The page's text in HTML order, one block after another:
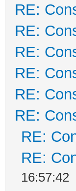
RE:
RE:
RE:
RE:
RE:
RE:
RE:
RE:
16:57:42